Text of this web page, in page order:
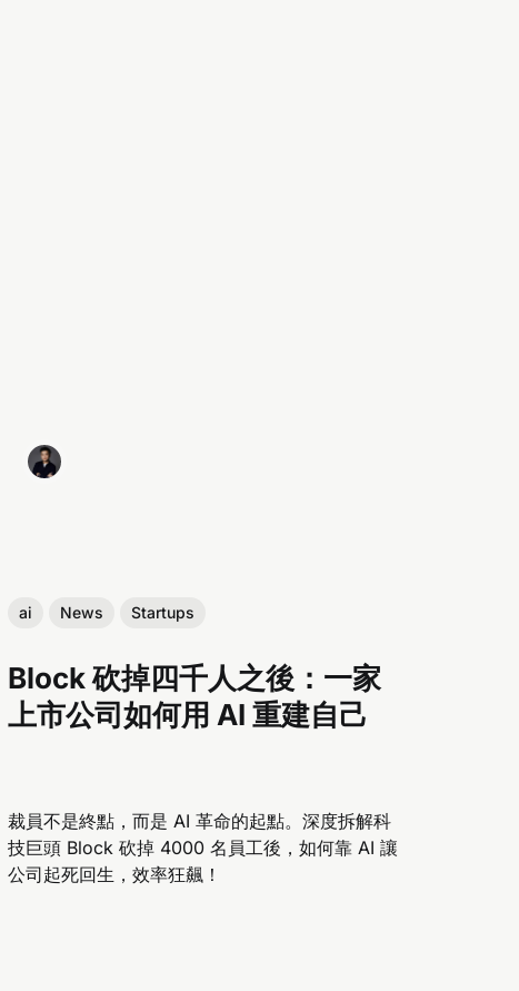
ai News Startups
Block 砍掉四千人之後：一家
上市公司如何用 AI 重建自己
裁員不是終點，而是 AI 革命的起點。深度拆解科
技巨頭 Block 砍掉 4000 名員工後，如何靠 AI 讓
公司起死回生，效率狂飆！